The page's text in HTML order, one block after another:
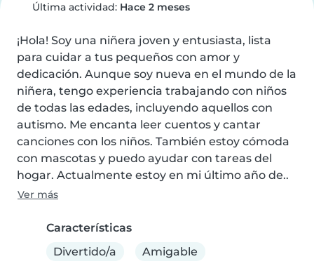
Última actividad: Hace 2 meses
¡Hola! Soy una niñera joven y entusiasta, lista
para cuidar a tus pequeños con amor y
dedicación. Aunque soy nueva en el mundo de la
niñera, tengo experiencia trabajando con niños
de todas las edades, incluyendo aquellos con
autismo. Me encanta leer cuentos y cantar
canciones con los niños. También estoy cómoda
con mascotas y puedo ayudar con tareas del
hogar. Actualmente estoy en mi último año de..
Ver más
Características
Divertido/a
Amigable